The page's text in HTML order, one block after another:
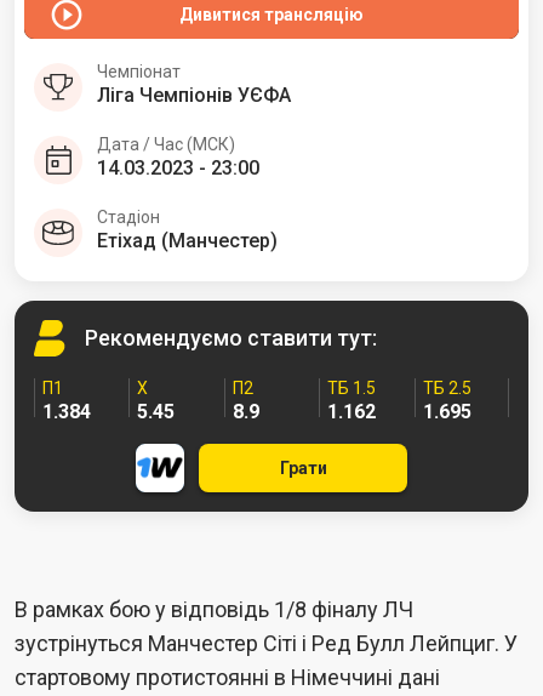
Дивитися трансляцію
Чемпіонат
Ліга Чемпіонів УЄФА
Дата / Час (МСК)
14.03.2023 - 23:00
Стадіон
Етіхад (Манчестер)
Рекомендуємо ставити тут:
П1
1.384
Х
5.45
П2
8.9
ТБ 1.5
1.162
ТБ 2.5
1.695
Грати
В рамках бою у відповідь 1/8 фіналу ЛЧ
зустрінуться Манчестер Сіті і Ред Булл Лейпциг. У
стартовому протистоянні в Німеччині дані